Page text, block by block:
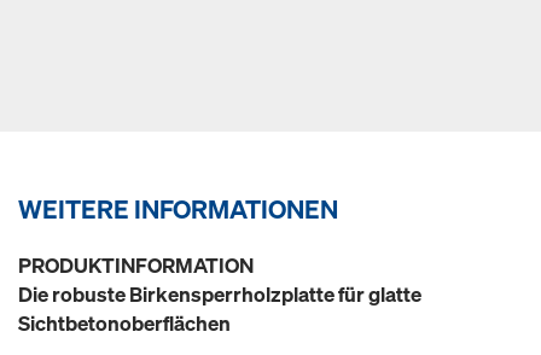
WEITERE INFORMATIONEN
PRODUKTINFORMATION
Die robuste Birkensperrholzplatte für glatte
Sichtbetonoberflächen